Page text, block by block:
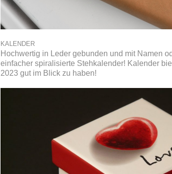
KALENDER
Hochwertig in Leder gebunden und mit Namen
einfacher spiralisierte Stehkalender! Kalender
2023 gut im Blick zu haben!